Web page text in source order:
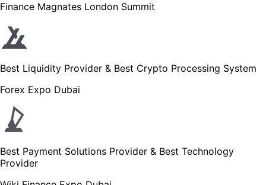
Finance Magnates London Summit
Best Liquidity Provider & Best Crypto Processing System
Forex Expo Dubai
Best Payment Solutions Provider & Best Technology
Provider